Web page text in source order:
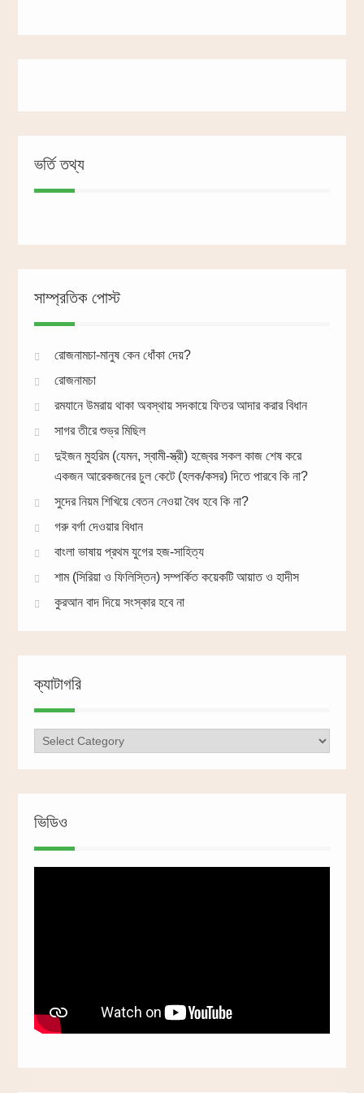
ভর্তি তথ্য
সাম্প্রতিক পোস্ট
রোজনামচা-মানুষ কেন ধোঁকা দেয়?
রোজনামচা
রমযানে উমরায় থাকা অবস্থায় সদকায়ে ফিতর আদার করার বিধান
সাগর তীরে শুভ্র মিছিল
দুইজন মুহরিম (যেমন, স্বামী-স্ত্রী) হজ্বের সকল কাজ শেষ করে
একজন আরেকজনের চুল কেটে (হলক/কসর) দিতে পারবে কি না?
সুদের নিয়ম শিখিয়ে বেতন নেওয়া বৈধ হবে কি না?
গরু বর্গা দেওয়ার বিধান
বাংলা ভাষায় প্রথম যুগের হজ-সাহিত্য
শাম (সিরিয়া ও ফিলিস্তিন) সম্পর্কিত কয়েকটি আয়াত ও হাদীস
কুরআন বাদ দিয়ে সংস্কার হবে না
ক্যাটাগরি
ক্যাটাগরি
ভিডিও